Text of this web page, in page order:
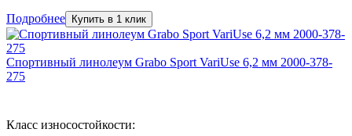
Подробнее Купить в 1 клик
Спортивный линолеум Grabo Sport VariUse 6,2 мм 2000-378-
275
Класс износостойкости: